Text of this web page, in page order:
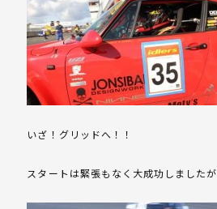
いざ！グリッドへ！！
スタートは緊張もなく大成功しました